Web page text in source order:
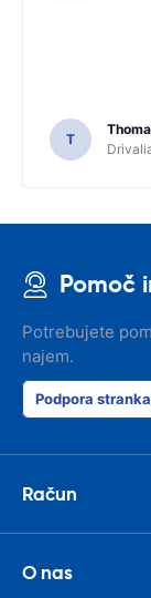
T
Pomoč
Potrebujete
najem.
Podpora
Račun
O nas